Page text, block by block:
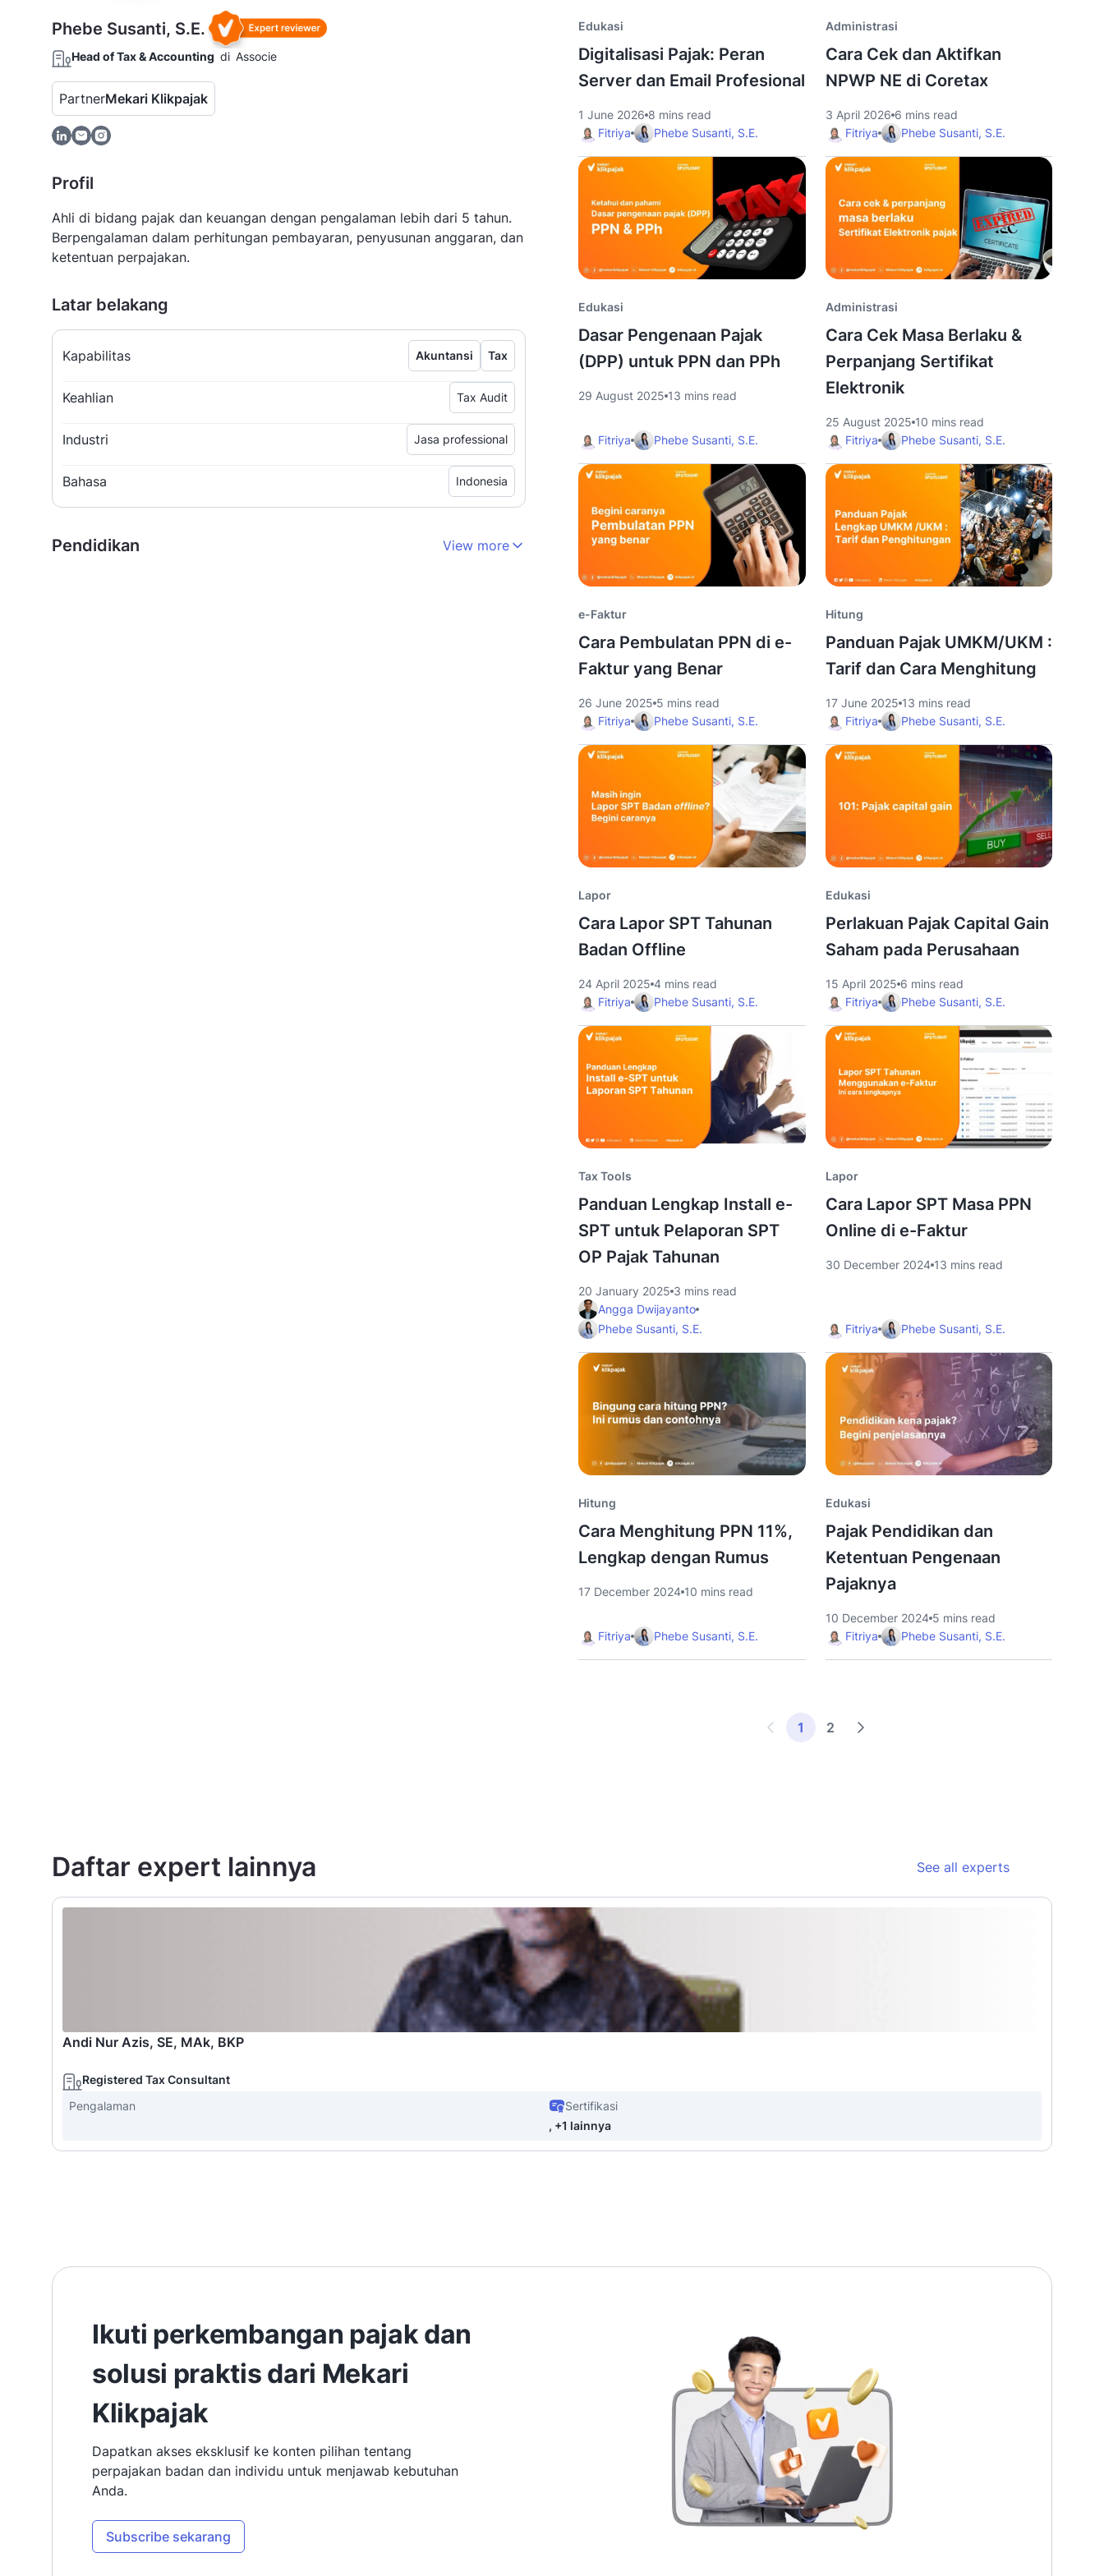
Phebe Susanti, S.E.
Head of Tax & Accounting di Associe
PartnerMekari Klikpajak
Profil
Ahli di bidang pajak dan keuangan dengan pengalaman lebih dari 5 tahun.
Berpengalaman dalam perhitungan pembayaran, penyusunan anggaran, dan
ketentuan perpajakan.
Latar belakang
Kapabilitas Akuntansi Tax
Keahlian Tax Audit
Industri Jasa professional
Bahasa Indonesia
Pendidikan View more
Edukasi
Digitalisasi Pajak: Peran
Server dan Email Profesional
1 June 2026 8 mins read
Fitriya
Phebe Susanti, S.E.
Administrasi
Cara Cek dan Aktifkan
NPWP NE di Coretax
3 April 2026 6 mins read
Fitriya
Phebe Susanti, S.E.
Edukasi
Dasar Pengenaan Pajak
(DPP) untuk PPN dan PPh
29 August 2025 13 mins read
Fitriya Phebe Susanti, S.E.
Administrasi
Cara Cek Masa Berlaku &
Perpanjang Sertifikat
Elektronik
25 August 2025 10 mins read
Fitriya
Phebe Susanti, S.E.
e-Faktur
Cara Pembulatan PPN di e-
Faktur yang Benar
26 June 2025 5 mins read
Fitriya
Phebe Susanti, S.E.
Hitung
Panduan Pajak UMKM/UKM :
Tarif dan Cara Menghitung
17 June 2025 13 mins read
Fitriya
Phebe Susanti, S.E.
Lapor
Cara Lapor SPT Tahunan
Badan Offline
24 April 2025 4 mins read
Fitriya
Phebe Susanti, S.E.
Edukasi
Perlakuan Pajak Capital Gain
Saham pada Perusahaan
15 April 2025 6 mins read
Fitriya
Phebe Susanti, S.E.
Tax Tools
Panduan Lengkap Install e-
SPT untuk Pelaporan SPT
OP Pajak Tahunan
20 January 2025 3 mins read
Angga Dwijayanto
Phebe Susanti, S.E.
Lapor
Cara Lapor SPT Masa PPN
Online di e-Faktur
30 December 2024 13 mins read
Fitriya Phebe Susanti, S.E.
Hitung
Cara Menghitung PPN 11%,
Lengkap dengan Rumus
17 December 2024 10 mins read
Fitriya Phebe Susanti, S.E.
Edukasi
Pajak Pendidikan dan
Ketentuan Pengenaan
Pajaknya
10 December 2024 5 mins read
Fitriya
Phebe Susanti, S.E.
1 2
Daftar expert lainnya See all experts
Andi Nur Azis, SE, MAk, BKP
Registered Tax Consultant
Pengalaman
Sertifikasi
, +1 lainnya
Ikuti perkembangan pajak dan
solusi praktis dari Mekari
Klikpajak
Dapatkan akses eksklusif ke konten pilihan tentang
perpajakan badan dan individu untuk menjawab kebutuhan
Anda.
Subscribe sekarang